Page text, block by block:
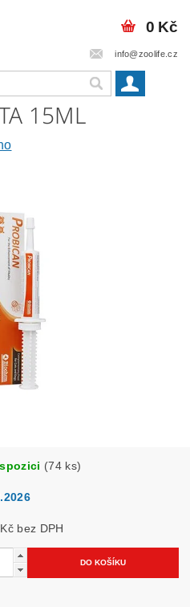
info@zoolife.cz
0 Kč
15ML
(74 ks)
233 Kč bez DPH